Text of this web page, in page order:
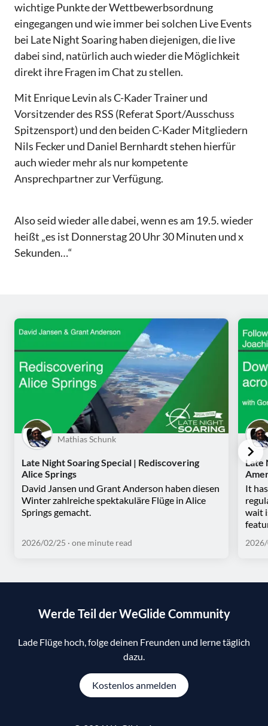
wichtige Punkte der Wettbewerbsordnung
eingegangen und wie immer bei solchen Live Events
bei Late Night Soaring haben diejenigen, die live
dabei sind, natürlich auch wieder die Möglichkeit
direkt ihre Fragen im Chat zu stellen.
Mit Enrique Levin als C-Kader Trainer und
Vorsitzender des RSS (Referat Sport/Ausschuss
Spitzensport) und den beiden C-Kader Mitgliedern
Nils Fecker und Daniel Bernhardt stehen hierfür
auch wieder mehr als nur kompetente
Ansprechpartner zur Verfügung.
Also seid wieder alle dabei, wenn es am 19.5. wieder
heißt „es ist Donnerstag 20 Uhr 30 Minuten und x
Sekunden…“
Mathias Schunk
Late Night Soaring Special | Rediscovering
Alice Springs
David Jansen und Grant Anderson haben diesen
Winter zahlreiche spektakuläre Flüge in Alice
Springs gemacht.
2026/02/25 · one minute read
Late
It
wait
Werde Teil der WeGlide Community
Lade Flüge hoch, folge deinen Freunden und lerne täglich
dazu.
Kostenlos anmelden